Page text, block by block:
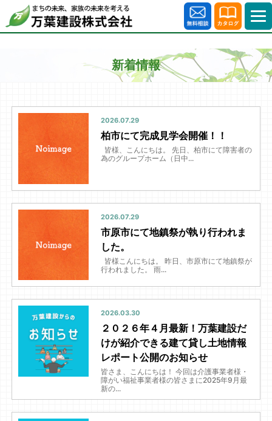
新着情報
2026.07.29
柏市にて完成見学会開催！！
皆様、こんにちは。 先日、柏市にて障害者の
為のグループホーム（日中...
2026.07.29
市原市にて地鎮祭が執り行われま
した。
皆様こんにちは。 昨日、市原市にて地鎮祭が
行われました。 雨...
2026.03.30
２０２６年４月最新！万葉建設だ
けが紹介できる建て貸し土地情報
レポート公開のお知らせ
皆さま、こんにちは！ 今回は介護事業者様・
障がい福祉事業者様の皆さまに2025年9月最
新の...